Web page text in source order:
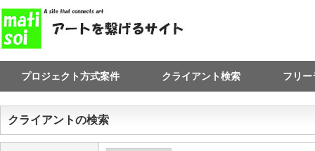
プロジェクト方式案件 クライアント検索 フリー
クライアントの検索